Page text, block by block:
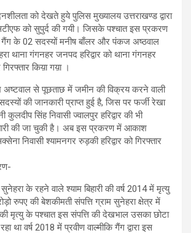
को देखते हुये पुलिस मुख्यालय उत्तराखण्ड द्वारा
को सुपुर्द की गयी। जिसके पश्चात इस प्रकरण
गैंग के 02 सदस्यों मनीष बाँलर और पंकज अष्ठवाल
थाना गंगनहर जनपद हरिद्वार को थाना गंगनहर
किय़ा गय़ा ।
अष्टवाल से पूछताछ में जमीन की विक्रय करने वाली
की जानकारी प्राप्त हुई है, जिस पर फर्जी रेखा
कुलदीप सिंह निवासी ज्वालपुर हरिद्वार की भी
की जा चुकी है। अब इस प्रकरण में आकाश
निवासी श्यामनगर रुड़की हरिद्वार को गिरफ्तार
के रहने वाले श्याम बिहारी की वर्ष 2014 में मृत्यु
रुपए की बेशकीमती संपत्ति ग्राम सुनेहरा क्षेत्र में
की मृत्यु के पश्चात इस संपत्ति की देखभाल उसका छोटा
था वर्ष 2018 में प्रवीण वाल्मीकि गैंग द्वारा इस